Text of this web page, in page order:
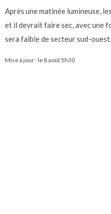
Après une matinée lumineuse,
et il devrait faire sec, avec une
sera faible de secteur sud-ouest.
Mise à jour : le 8 août 5h30